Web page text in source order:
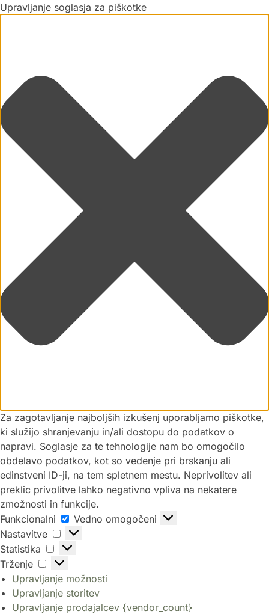
Upravljanje soglasja za piškotke
Za zagotavljanje najboljših izkušenj uporabljamo piškotke,
ki služijo shranjevanju in/ali dostopu do podatkov o
napravi. Soglasje za te tehnologije nam bo omogočilo
obdelavo podatkov, kot so vedenje pri brskanju ali
edinstveni ID-ji, na tem spletnem mestu. Neprivolitev ali
preklic privolitve lahko negativno vpliva na nekatere
zmožnosti in funkcije.
Funkcionalni
Vedno omogočeni
Nastavitve
Statistika
Trženje
Upravljanje možnosti
Upravljanje storitev
Upravljanje prodajalcev {vendor_count}